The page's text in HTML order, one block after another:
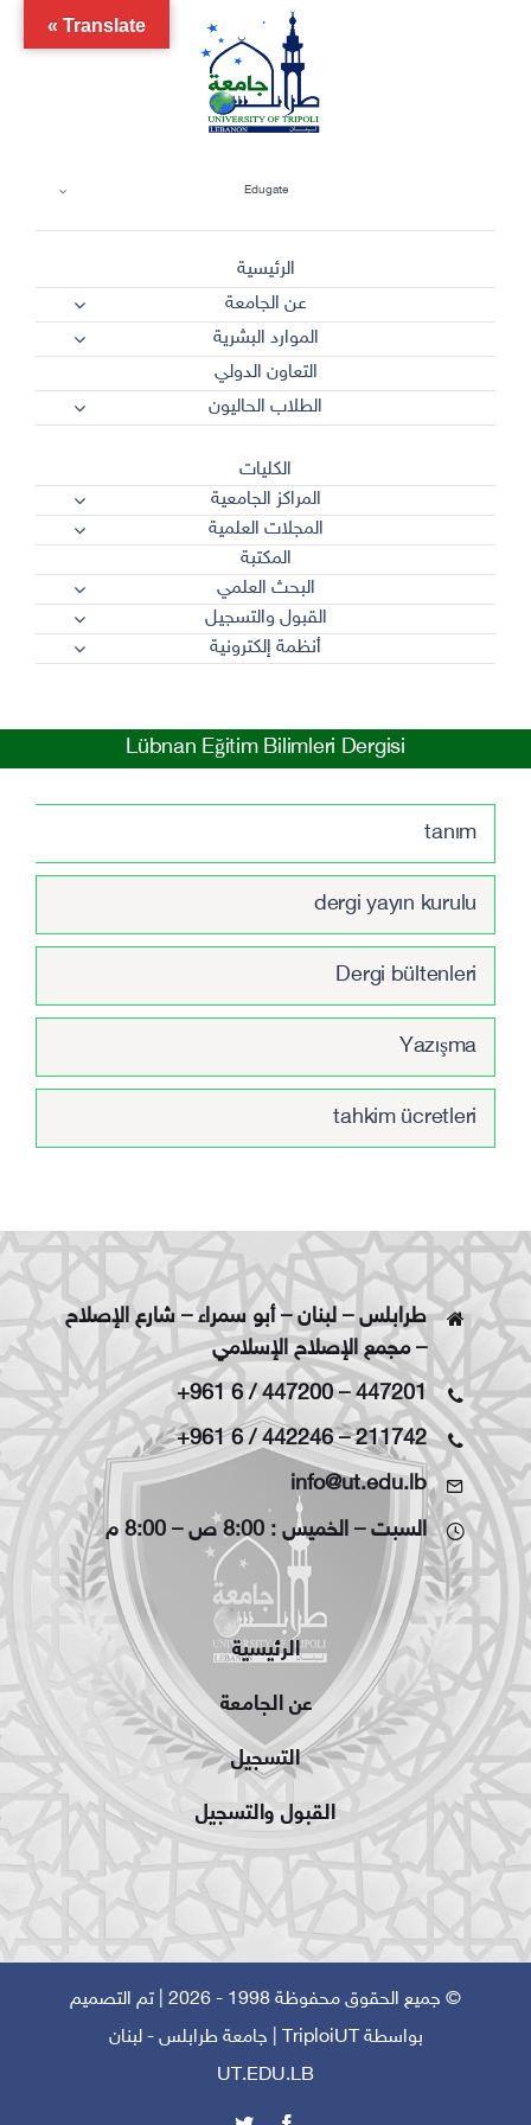
Edugate
الرئيسية
عن الجامعة
الموارد البشرية
التعاون الدولي
الطلاب الحاليون
الكليات
المراكز الجامعية
المجلات العلمية
المكتبة
البحث العلمي
القبول والتسجيل
أنظمة إلكترونية
Lübnan Eğitim Bilimleri Dergisi
tanım
dergi yayın kurulu
Dergi bültenleri
Yazışma
tahkim ücretleri
طرابلس – لبنان – أبو سمراء – شارع الإصلاح
– مجمع الإصلاح الإسلامي
+961 6 / 447200–447201
+961 6 / 442246–211742
info@ut.edu.lb
السبت – الخميس : 8:00 ص – 8:00 م
الرئيسية
عن الجامعة
التسجيل
القبول والتسجيل
© جميع الحقوق محفوظة 1998 - 2026 | تم التصميم
بواسطة TriploiUT
| جامعة طرابلس - لبنان
UT.EDU.LB
Translate »